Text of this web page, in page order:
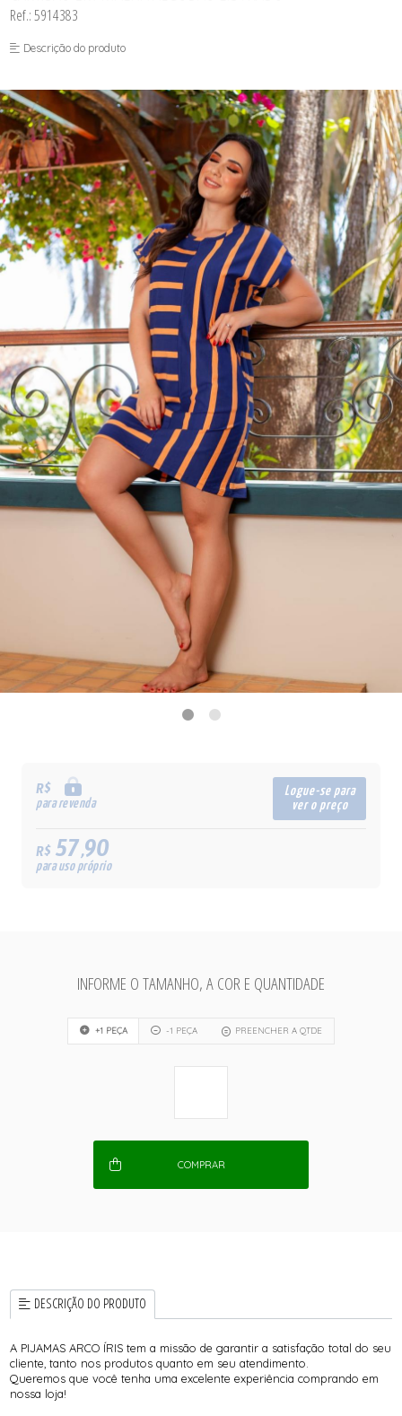
Ref.: 5914383
Descrição do produto
R$
para revenda
Logue-se para
ver o preço
R$57,90
para uso próprio
INFORME O TAMANHO, A COR E QUANTIDADE
+1 PEÇA -1 PEÇA PREENCHER A QTDE
COMPRAR
DESCRIÇÃO DO PRODUTO
A PIJAMAS ARCO ÍRIS tem a missão de garantir a satisfação total do seu
cliente, tanto nos produtos quanto em seu atendimento.
Queremos que você tenha uma excelente experiência comprando em
nossa loja!